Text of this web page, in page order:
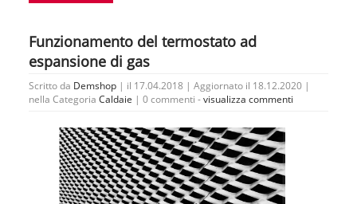
Funzionamento del termostato ad
espansione di gas
Scritto da Demshop | il 17.04.2018 | Aggiornato il 18.12.2020 |
nella Categoria Caldaie | 0 commenti -visualizza commenti